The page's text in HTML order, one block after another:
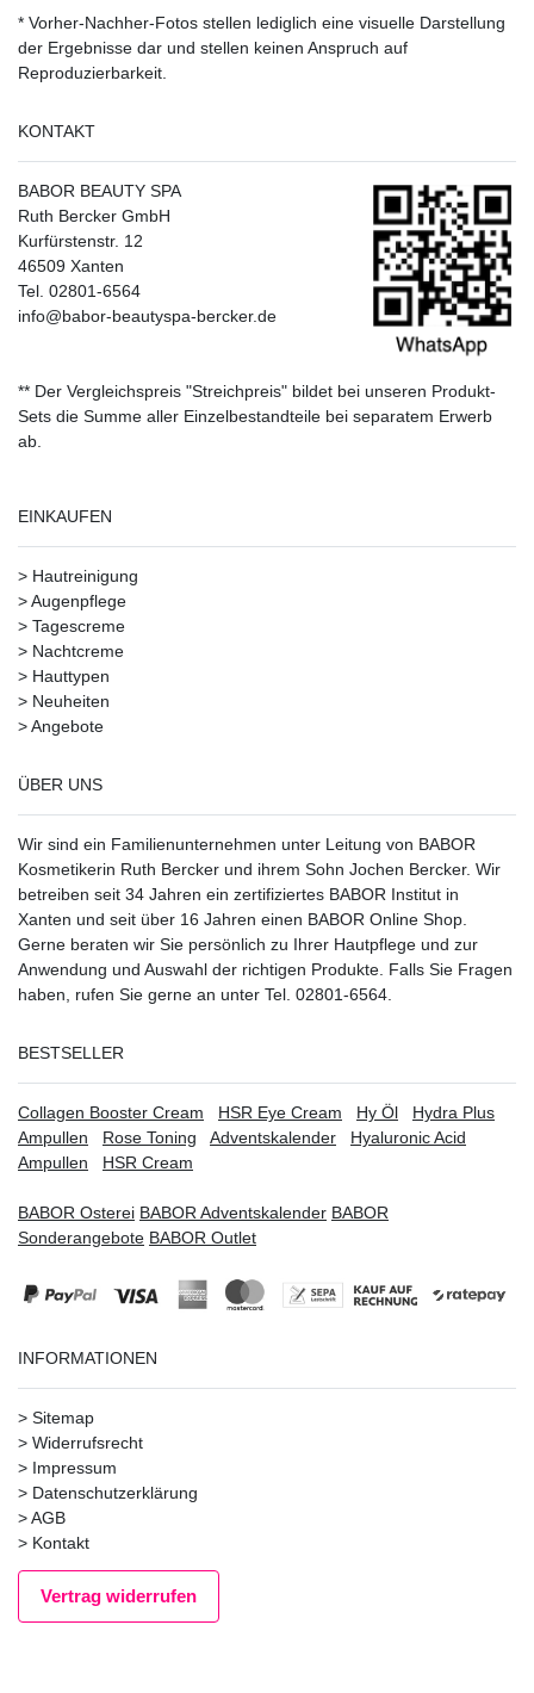
* Vorher-Nachher-Fotos stellen lediglich eine visuelle Darstellung
der Ergebnisse dar und stellen keinen Anspruch auf
Reproduzierbarkeit.
KONTAKT
BABOR BEAUTY SPA
Ruth Bercker GmbH
Kurfürstenstr. 12
46509 Xanten
Tel. 02801-6564
info@babor-beautyspa-bercker.de
** Der Vergleichspreis "Streichpreis" bildet bei unseren Produkt-
Sets die Summe aller Einzelbestandteile bei separatem Erwerb
ab.
EINKAUFEN
> Hautreinigung
>Augenpflege
> Tagescreme
> Nachtcreme
> Hauttypen
> Neuheiten
>Angebote
ÜBER UNS
Wir sind ein Familienunternehmen unter Leitung von BABOR
Kosmetikerin Ruth Bercker und ihrem Sohn Jochen Bercker. Wir
betreiben seit 34 Jahren ein zertifiziertes BABOR Institut in
Xanten und seit über 16 Jahren einen BABOR Online Shop.
Gerne beraten wir Sie persönlich zu Ihrer Hautpflege und zur
Anwendung und Auswahl der richtigen Produkte. Falls Sie Fragen
haben, rufen Sie gerne an unter Tel. 02801-6564.
BESTSELLER
Collagen Booster Cream HSR Eye Cream Hy Öl
Hydra Plus
Ampullen
Rose Toning Adventskalender
Hyaluronic Acid
Ampullen
HSR Cream
BABOR Osterei BABOR Adventskalender BABOR
Sonderangebote BABOR Outlet
INFORMATIONEN
> Sitemap
> Widerrufsrecht
> Impressum
> Datenschutzerklärung
>AGB
> Kontakt
Vertrag widerrufen